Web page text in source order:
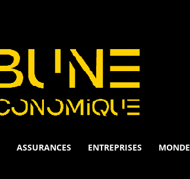
ASSURANCES ENTREPRISES MONDE